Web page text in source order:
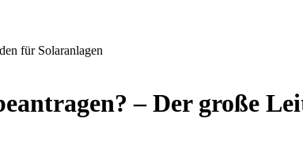
für Solaranlagen
– Der große